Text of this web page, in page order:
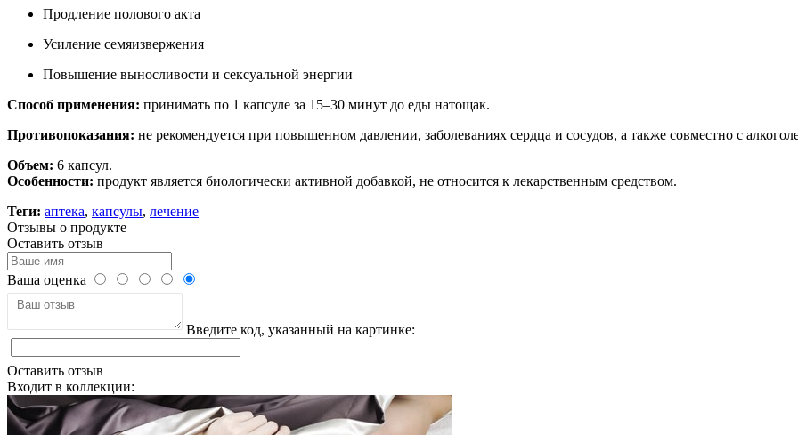
Продление полового акта
Усиление семяизвержения
Повышение выносливости и сексуальной энергии
Способ применения: принимать по 1 капсуле за 15–30 минут до еды натощак.
Противопоказания: не рекомендуется при повышенном давлении, заболеваниях сердца и сосудов, а также совместно с
Объем: 6 капсул.
Особенности: продукт является биологически активной добавкой, не относится к лекарственным средством.
Теги: аптека, капсулы, лечение
Отзывы о продукте
Оставить отзыв
Ваша оценка
Введите код, указанный на картинке:
Оставить отзыв
Входит в коллекции: